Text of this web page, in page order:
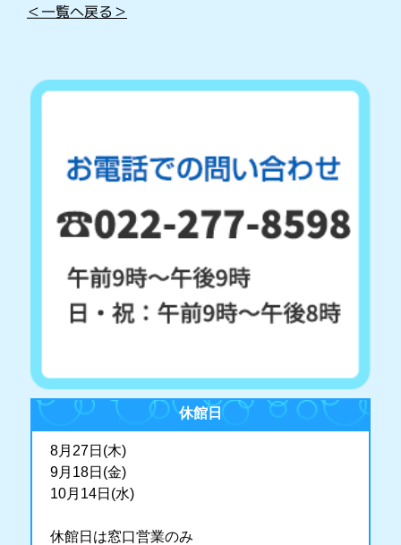
＜一覧へ戻る＞
休館日
8月27日(木)
9月18日(金)
10月14日(水)
休館日は窓口営業のみ